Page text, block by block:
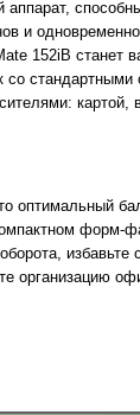
и
152iB станет
со
картой,
оптимальный
форм-
избавьте
организацию